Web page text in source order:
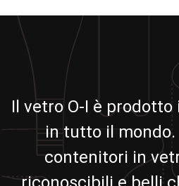
Il vetro O-I è
in tutto il mondo.
contenitori in